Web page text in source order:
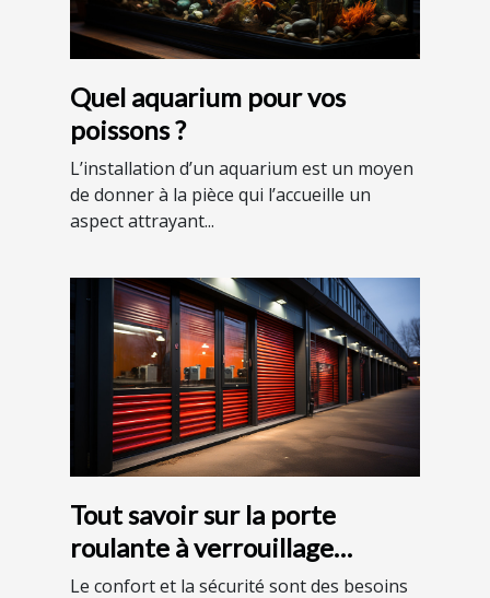
Quel aquarium pour vos
poissons ?
L’installation d’un aquarium est un moyen
de donner à la pièce qui l’accueille un
aspect attrayant...
Tout savoir sur la porte
roulante à verrouillage
automatique
Le confort et la sécurité sont des besoins